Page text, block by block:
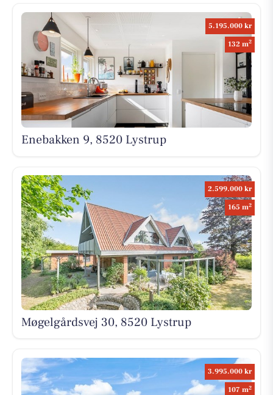
5.195.000 kr
132 m2
Enebakken 9, 8520 Lystrup
2.599.000 kr
165 m2
Møgelgårdsvej 30, 8520 Lystrup
3.995.000 kr
107 m2